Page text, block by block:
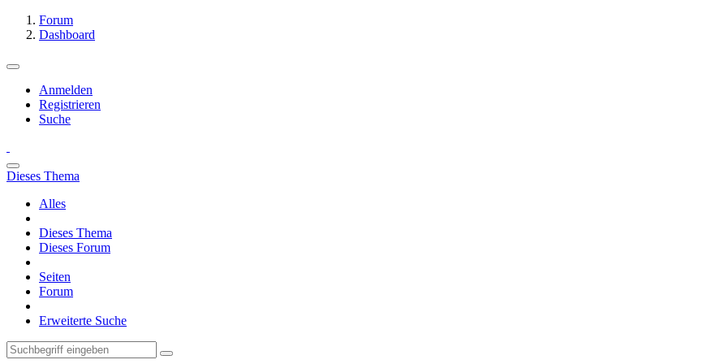
Forum
Dashboard
Anmelden
Registrieren
Suche
Dieses Thema
Alles
Dieses Thema
Dieses Forum
Seiten
Forum
Erweiterte Suche